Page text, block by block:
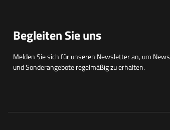
Begleiten Sie uns
Melden Sie sich für unseren Newsletter an, um News
und Sonderangebote regelmäßig zu erhalten.